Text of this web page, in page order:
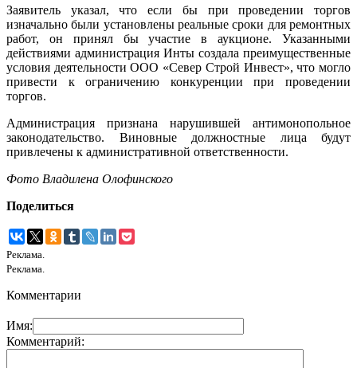
Заявитель указал, что если бы при проведении торгов
изначально были установлены реальные сроки для ремонтных
работ, он принял бы участие в аукционе. Указанными
действиями администрация Инты создала преимущественные
условия деятельности ООО «Север Строй Инвест», что могло
привести к ограничению конкуренции при проведении
торгов.
Администрация признана нарушившей антимонопольное
законодательство. Виновные должностные лица будут
привлечены к административной ответственности.
Фото Владилена Олофинского
Поделиться
Реклама.
Реклама.
Комментарии
Имя:
Комментарий: